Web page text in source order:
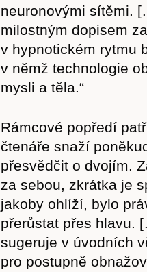
neuronovými sítěmi.
milostným dopisem
v hypnotickém rytmu
v němž technologie
mysli a těla.“
Rámcové popředí
čtenáře snaží
přesvědčit o dvojím.
za sebou, zkrátka je
jakoby ohlíží, bylo
přerůstat přes hlavu.
sugeruje v úvodních
pro postupně